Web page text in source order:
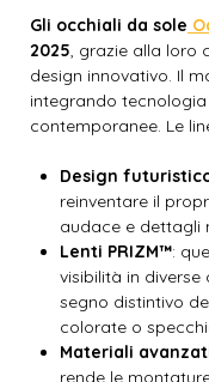
Gli occhiali da sole
2025, grazie alla loro
design innovativo. Il
integrando
contemporanee. Le
Design
reinventare il
audace e dettagli
Lenti PRIZM™:
visibilità in diverse
segno distintivo
colorate o
Materiali
rende le